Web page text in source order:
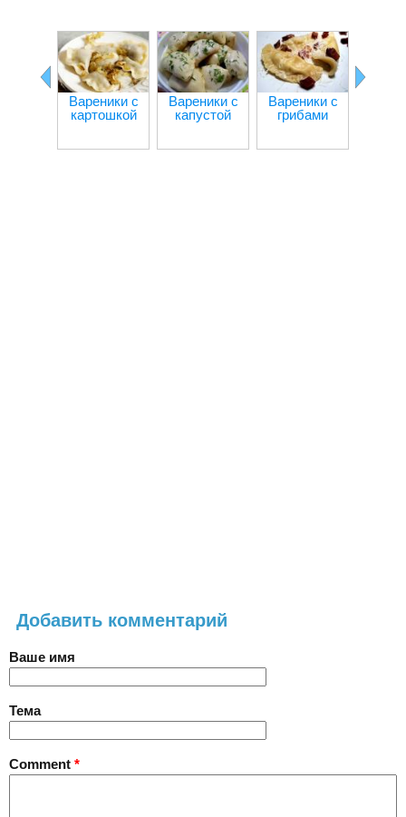
Вареники с
картошкой
Вареники с
капустой
Вареники с
грибами
Добавить комментарий
Ваше имя
Тема
Comment *